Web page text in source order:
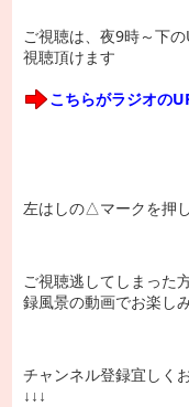
ご視聴は、夜9時～下
視聴頂けます
こちらがラジオの
左はしの△マークを押
ご視聴逃してしまった
録風景の動画でお楽し
チャンネル登録宜しく
↓↓↓